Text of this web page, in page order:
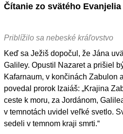
Čítanie zo svätého
Priblížilo sa nebeské kráľovstvo
Keď sa Ježiš dopočul, že Jána
Galiley. Opustil Nazaret a prišiel
Kafarnaum, v končinách Zabulon
povedal prorok Izaiáš: „Krajina
ceste k moru, za Jordánom,
v temnotách uvidel veľké svetlo.
sedeli v temnom kraji smrti.“